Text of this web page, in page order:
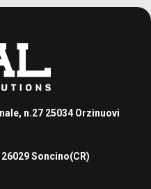
n.27 25034 Orzinuovi
Soncino(CR)